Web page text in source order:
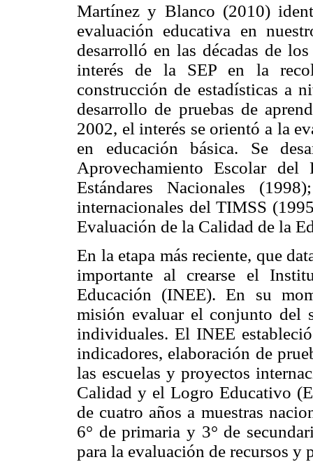
Martínez y Blanco (2010)
evaluación educativa en
desarrolló en las décadas de
interés de la SEP en la
construcción de estadísticas a
desarrollo de pruebas de
2002, el interés se orientó a la
en educación básica. Se
Aprovechamiento Escolar
Estándares Nacionales
internacionales del TIMSS
Evaluación de la Calidad de la
En la etapa más reciente, que
importante al crearse el
Educación (INEE). En su
misión evaluar el conjunto del
individuales. El INEE
indicadores, elaboración de
las escuelas y proyectos
Calidad y el Logro Educativo
de cuatro años a muestras
6° de primaria y 3° de
para la evaluación de recursos y